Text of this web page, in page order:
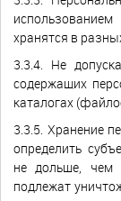
хранятся в
3.3.4. Не
содержащих
каталогах
3.3.5. Хранение
определить
не дольше, чем
подлежат